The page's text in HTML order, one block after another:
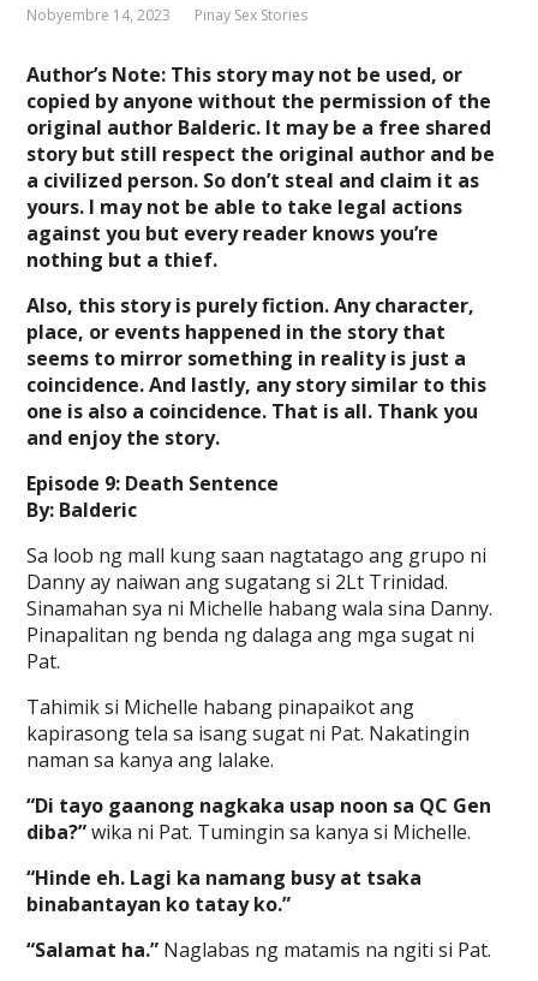
Nobyembre 14, 2023 Pinay Sex Stories
Author’s Note: This story may not be used, or
copied by anyone without the permission of the
original author Balderic. It may be a free shared
story but still respect the original author and be
a civilized person. So don’t steal and claim it as
yours. I may not be able to take legal actions
against you but every reader knows you’re
nothing but a thief.
Also, this story is purely fiction. Any character,
place, or events happened in the story that
seems to mirror something in reality is just a
coincidence. And lastly, any story similar to this
one is also a coincidence. That is all. Thank you
and enjoy the story.
Episode 9: Death Sentence
By: Balderic
Sa loob ng mall kung saan nagtatago ang grupo ni
Danny ay naiwan ang sugatang si 2Lt Trinidad.
Sinamahan sya ni Michelle habang wala sina Danny.
Pinapalitan ng benda ng dalaga ang mga sugat ni
Pat.
Tahimik si Michelle habang pinapaikot ang
kapirasong tela sa isang sugat ni Pat. Nakatingin
naman sa kanya ang lalake.
“Di tayo gaanong nagkaka usap noon sa QC Gen
diba?”wika ni Pat. Tumingin sa kanya si Michelle.
“Hinde eh. Lagi ka namang busy at tsaka
binabantayan ko tatay ko.”
“Salamat ha.” Naglabas ng matamis na ngiti si Pat.